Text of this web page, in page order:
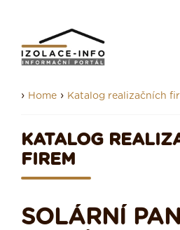
› Home › Katalog realizačních
KATALOG
FIREM
SOLÁRNÍ